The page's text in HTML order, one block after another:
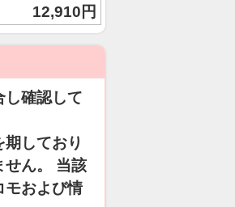
12,910円
し確認して
しており
せん。 当該
モおよび情